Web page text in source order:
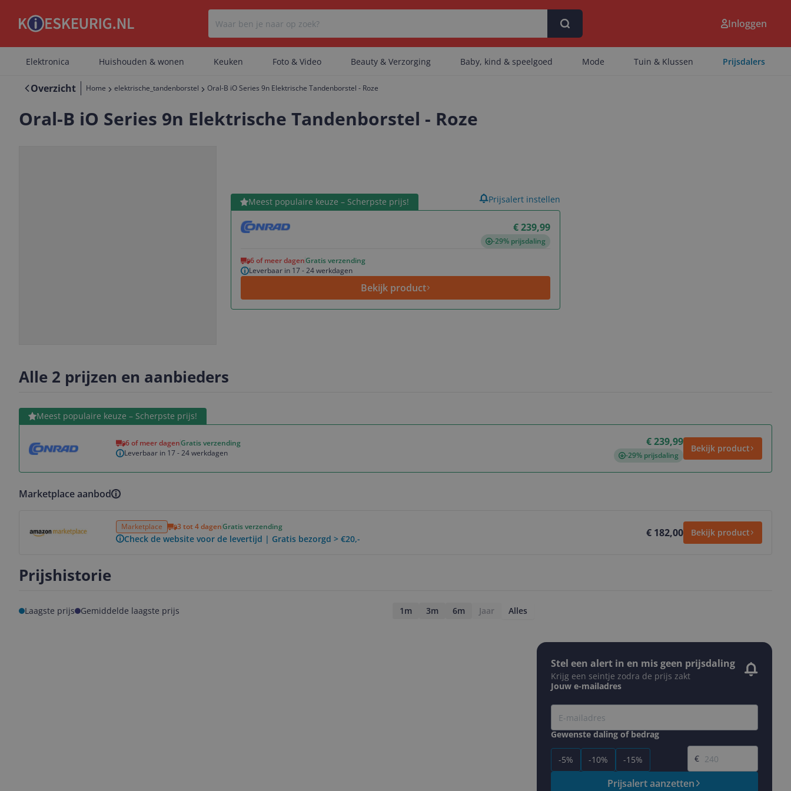
Er zijn geen categorieën gevonden.
Er zijn geen artikelen gevonden.
Inloggen
Elektronica Huishouden & wonen Keuken Foto & Video Beauty & Verzorging Baby, kind & speelgoed Mode Tuin & Klussen Prijsdalers
Overzicht Home elektrische_tandenborstel Oral-B iO Series 9n Elektrische Tandenborstel - Roze
Oral-B iO Series 9n Elektrische Tandenborstel - Roze
Meest populaire keuze – Scherpste prijs!
€ 239,99
-29% prijsdaling
6 of meer dagenGratis verzending
Leverbaar in 17 - 24 werkdagen
Bekijk product
Bekijk product Prijsalert instellen
Alle 2 prijzen en aanbieders
Meest populaire keuze – Scherpste prijs!
6 of meer dagenGratis verzending
Leverbaar in 17 - 24 werkdagen
€ 239,99
-29% prijsdaling
Bekijk product
Bekijk product
Marketplace aanbod
Marketplace 3 tot 4 dagenGratis verzending
Check de website voor de levertijd | Gratis bezorgd > €20,- € 182,00 Bekijk product
Prijshistorie
Laagste prijs Gemiddelde laagste prijs 1m 3m 6m Jaar Alles
Stel een alert in en mis geen prijsdaling
Krijg een seintje zodra de prijs zakt
Jouw e-mailadres
Gewenste daling of bedrag
-5% -10% -15%
Gewenste prijs
€
Prijsalert aanzetten